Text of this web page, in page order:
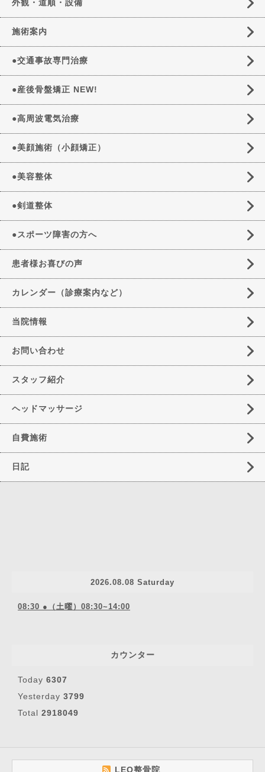
外観・道順・設備
施術案内
●交通事故専門治療
●産後骨盤矯正 NEW!
●高周波電気治療
●美顔施術（小顔矯正）
●美容整体
●剣道整体
●スポーツ障害の方へ
患者様お喜びの声
カレンダー（診療案内など）
当院情報
お問い合わせ
スタッフ紹介
ヘッドマッサージ
自費施術
日記
2026.08.08 Saturday
08:30 ●（土曜）08:30~14:00
カウンター
Today 6307
Yesterday 3799
Total 2918049
LEO整骨院